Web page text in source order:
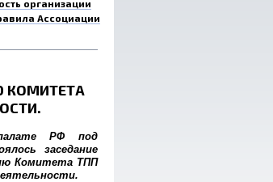
организации
Ассоциации
КОМИТЕТА
РФ под
заседание
Комитета ТПП